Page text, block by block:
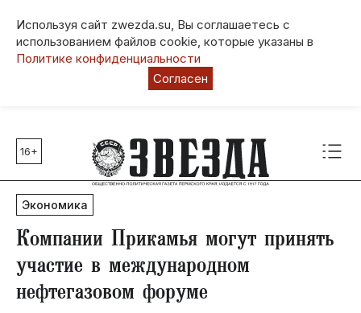
Используя сайт zwezda.su, Вы соглашаетесь с
использованием файлов cookie, которые указаны в
Политике конфиденциальности
Согласен
Главные темы
80 лет Победы
Молодежная столица РФ
СВО
Социальная поддержка
Инфраструктура
16+
Экономика
Компании Прикамья могут принять
участие в международном
нефтегазовом форуме